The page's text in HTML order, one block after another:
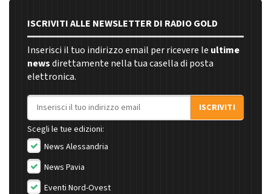
ISCRIVITI ALLE NEWSLETTER DI RADIO GOLD
Inserisci il tuo indirizzo email per ricevere le ultime
newsdirettamente nella tua casella di posta
elettronica.
Indirizzo email
ISCRIVITI
Scegli le tue edizioni:
News Alessandria
News Pavia
Eventi Nord-Ovest